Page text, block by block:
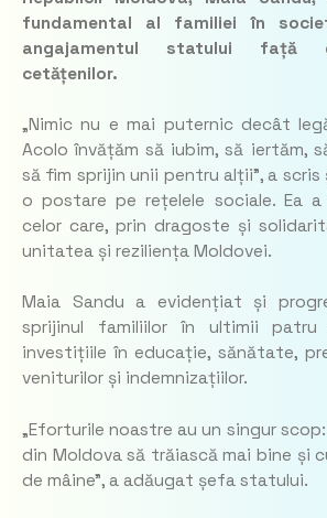
fundamental al familiei în
angajamentul statului față
cetățenilor.
„Nimic nu e mai puternic decât
Acolo învățăm să iubim, să iertăm,
să fim sprijin unii pentru alții”, a
o postare pe rețelele sociale. Ea
celor care, prin dragoste și
unitatea și reziliența Moldovei.
Maia Sandu a evidențiat și
sprijinul familiilor în ultimii patru
investițiile în educație, sănătate,
veniturilor și indemnizațiilor.
„Eforturile noastre au un singur
din Moldova să trăiască mai bine și
de mâine”, a adăugat șefa statului.